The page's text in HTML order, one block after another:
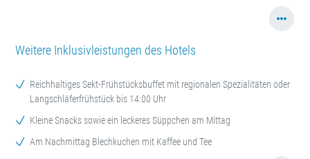
Weitere Inklusivleistungen des Hotels
Reichhaltiges Sekt-Frühstücksbuffet mit regionalen Spezialitäten oder
Langschläferfrühstück bis 14:00 Uhr
Kleine Snacks sowie ein leckeres Süppchen am Mittag
Am Nachmittag Blechkuchen mit Kaffee und Tee